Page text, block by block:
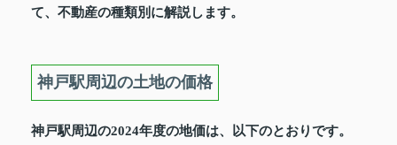
て、不動産の種類別に解説します。
神戸駅周辺の土地の価格
神戸駅周辺の2024年度の地価は、以下のとおりです。